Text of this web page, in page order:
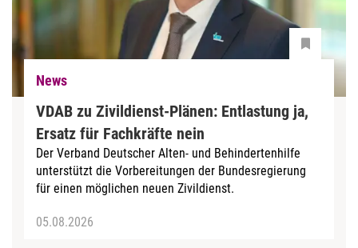
News
VDAB zu Zivildienst-Plänen: Entlastung ja,
Ersatz für Fachkräfte nein
Der Verband Deutscher Alten- und Behindertenhilfe
unterstützt die Vorbereitungen der Bundesregierung
für einen möglichen neuen Zivildienst.
05.08.2026